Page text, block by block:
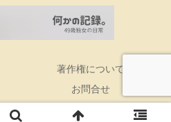
著作権について
お問合せ
記録。 All Rights Reserved.